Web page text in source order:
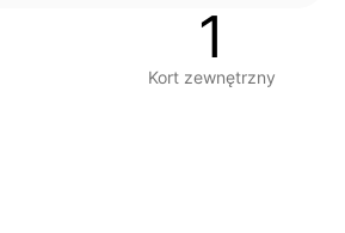
1
Kort zewnętrzny